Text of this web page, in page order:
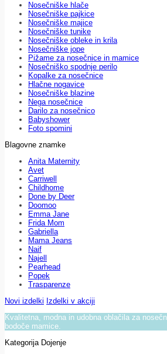
Nosečniške hlače
Nosečniške pajkice
Nosečniške majice
Nosečniške tunike
Nosečniške obleke in krila
Nosečniške jope
Pižame za nosečnice in mamice
Nosečniško spodnje perilo
Kopalke za nosečnice
Hlačne nogavice
Nosečniške blazine
Nega nosečnice
Darilo za nosečnico
Babyshower
Foto spomini
Blagovne znamke
Anita Maternity
Avet
Carriwell
Childhome
Done by Deer
Doomoo
Emma Jane
Frida Mom
Gabriella
Mama Jeans
Naif
Najell
Pearhead
Popek
Trasparenze
Novi izdelki Izdelki v akciji
Kvalitetna, modna in udobna oblačila za
bodoče mamice.
Kategorija Dojenje